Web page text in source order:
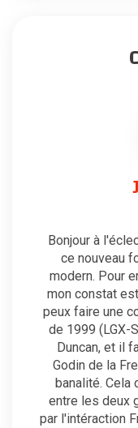
Bonjour à
ce nouveau
modern. Pour
mon constat
peux faire une
de 1999 (LGX-
Duncan, et il
Godin de la
banalité. Cela
entre les deux
par l'intéraction